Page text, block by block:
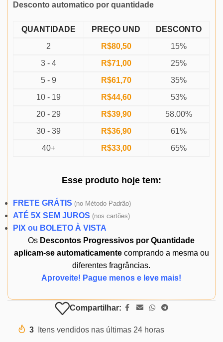
Desconto automatico por quantidade
QUANTIDADE PREÇO UND
DESCONTO
2
R$80,50
15%
3 - 4
R$71,00
25%
5 - 9
R$61,70
35%
10 - 19
R$44,60
53%
20 - 29
R$39,90
58.00%
30 - 39
R$36,90
61%
40+
R$33,00 65%
Esse produto hojetem:
FRETE GRÁTIS (no Método Padrão)
ATÉ 5X SEM JUROS (nos cartões)
PIX ou BOLETO À VISTA
Os Descontos Progressivos por Quantidade
aplicam-se automaticamentecomprando a mesma ou
diferentes fragrâncias.
Aproveite! Pague menos e leve mais!
Compartilhar:
3 Itens vendidos nas últimas 24 horas